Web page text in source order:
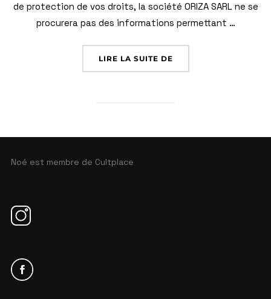
de protection de vos droits, la société ORIZA SARL ne se
procurera pas des informations permettant …
LIRE LA SUITE DE
Noé est membre de Cultplace